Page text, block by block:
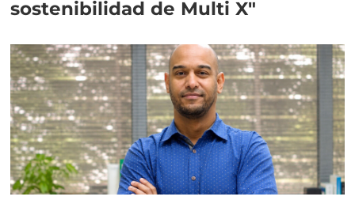
sostenibilidad de Multi X"